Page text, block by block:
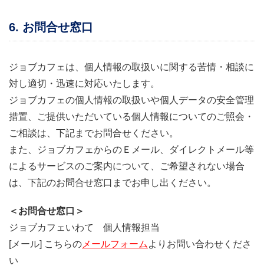
6. お問合せ窓口
ジョブカフェは、個人情報の取扱いに関する苦情・相談に
対し適切・迅速に対応いたします。
ジョブカフェの個人情報の取扱いや個人データの安全管理
措置、ご提供いただいている個人情報についてのご照会・
ご相談は、下記までお問合せください。
また、ジョブカフェからのＥメール、ダイレクトメール等
によるサービスのご案内について、ご希望されない場合
は、下記のお問合せ窓口までお申し出ください。
＜お問合せ窓口＞
ジョブカフェいわて 個人情報担当
[メール] こちらの メールフォーム よりお問い合わせくださ
い